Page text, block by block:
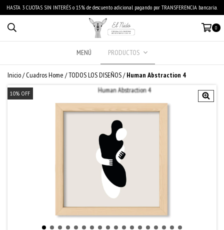
HASTA 3 CUOTAS SIN INTERÉS o 15% de descuento adicional pagando por TRANSFERENCIA bancaria.
0
MENÚ PRODUCTOS
Inicio/ Cuadros Home /TODOS LOS DISEÑOS/ Human Abstraction 4
10% OFF